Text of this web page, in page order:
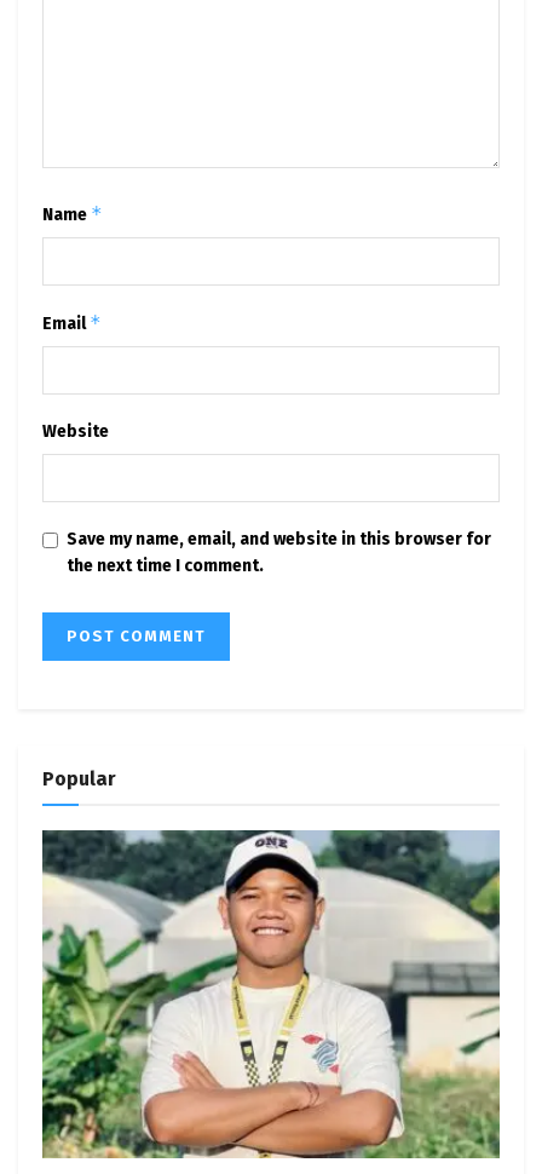
Name *
Email*
Website
Save my name, email, and website in this browser for
the next time I comment.
Popular